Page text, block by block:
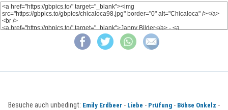
Besuche auch unbedingt: Emily Erdbeer - Liebe - Prüfung - Böhse Onkelz -